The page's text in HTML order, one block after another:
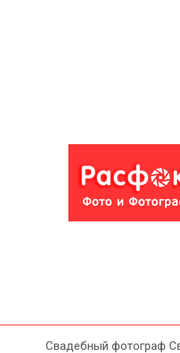
Свадебный фотограф